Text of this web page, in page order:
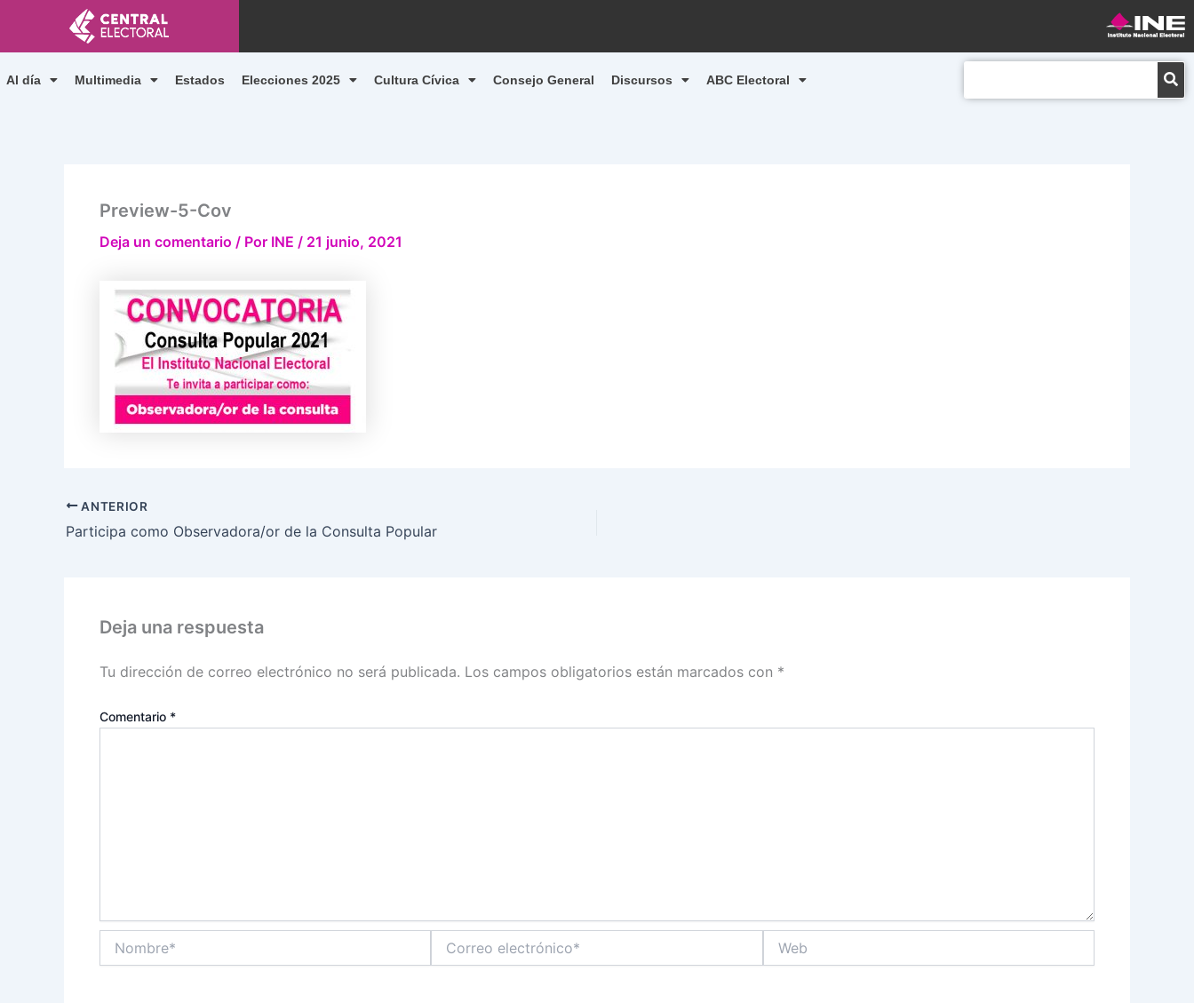
contenido
Al día Multimedia Estados Elecciones 2025 Cultura Cívica Consejo General Discursos ABC Electoral
Preview-5-Cov
Deja un comentario / Por INE / 21 junio, 2021
ANTERIOR
Participa como Observadora/or de la Consulta Popular
Deja una respuesta
Tu dirección de correo electrónico no será publicada. Los campos obligatorios están marcados con *
Comentario *
electrónico*